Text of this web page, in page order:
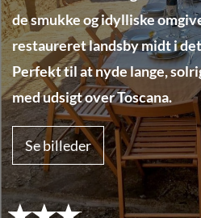
de smukke og idylliske
restaureret landsby midt i
Perfekt til at nyde lange,
med udsigt over Toscana.
Se billeder